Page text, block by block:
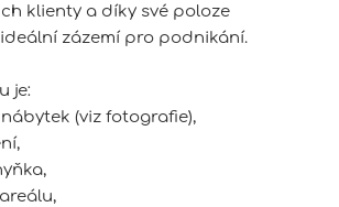
klienty a díky své poloze
zázemí pro podnikání.
je:
(viz fotografie),